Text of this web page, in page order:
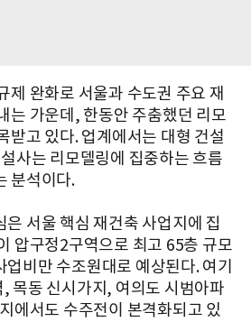
제 완화로 서울과 수도권 주요 재
는 가운데, 한동안 주춤했던 리모
받고 있다. 업계에서는 대형 건설
사는 리모델링에 집중하는 흐름
분석이다.
서울 핵심 재건축 사업지에 집
압구정2구역으로 최고 65층 규모
비만 수조원대로 예상된다. 여기
목동 신시가지, 여의도 시범아파
에서도 수주전이 본격화되고 있